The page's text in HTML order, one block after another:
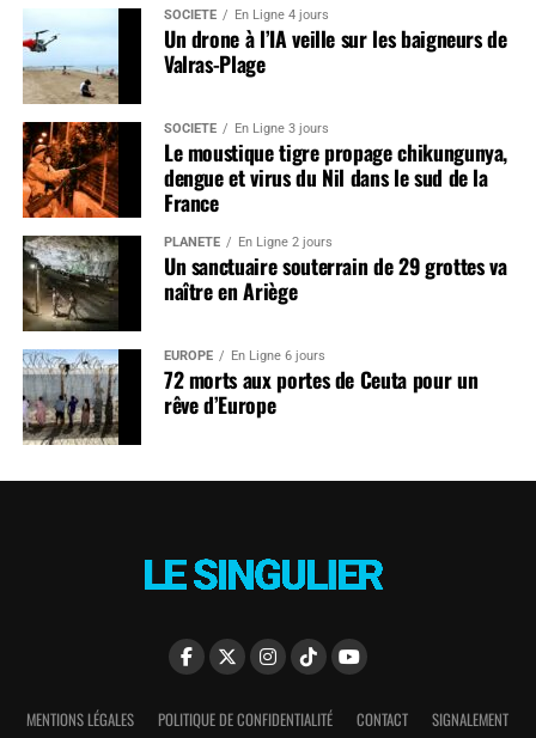
SOCIÉTÉ En Ligne 4 jours
Un drone à l’IA veille sur les baigneurs de
Valras-Plage
SOCIÉTÉ En Ligne 3 jours
Le moustique tigre propage chikungunya,
dengue et virus du Nil dans le sud de la
France
PLANÈTE En Ligne 2 jours
Un sanctuaire souterrain de 29 grottes va
naître en Ariège
EUROPE En Ligne 6 jours
72 morts aux portes de Ceuta pour un
rêve d’Europe
MENTIONS LÉGALES POLITIQUE DE CONFIDENTIALITÉ CONTACT SIGNALEMENT